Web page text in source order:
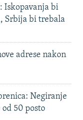
Iskopavanja bi
Srbija bi trebala
adrese nakon
Negiranje
od 50 posto